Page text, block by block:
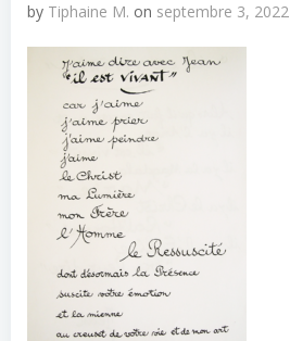
by Tiphaine M. on septembre 3, 2022